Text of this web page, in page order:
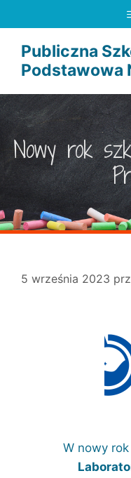
do
treściPubliczna
Podstawowa
Nowy rok
5 września 2023
W nowy